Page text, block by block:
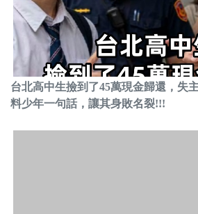
台北高中生撿到了45萬現金歸還，失
料少年一句話，讓其身敗名裂!!!